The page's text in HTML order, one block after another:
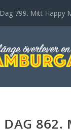
Dag 799. Mitt Happy
DAG 862.